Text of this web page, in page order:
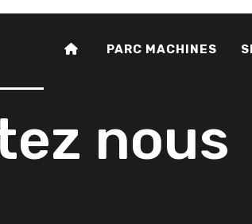
PARC MACHINES
nous